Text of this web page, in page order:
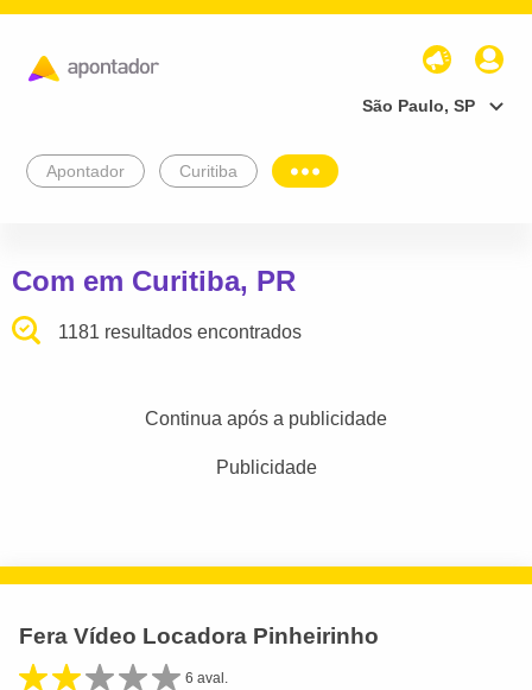
São Paulo, SP
Apontador Curitiba
Com em Curitiba, PR
1181 resultados encontrados
Continua após a publicidade
Publicidade
Fera Vídeo Locadora Pinheirinho
6 aval.